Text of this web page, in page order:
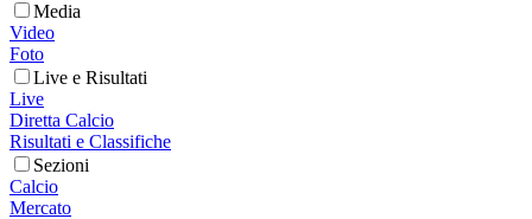
Media
Video
Foto
Live e Risultati
Live
Diretta Calcio
Risultati e Classifiche
Sezioni
Calcio
Mercato